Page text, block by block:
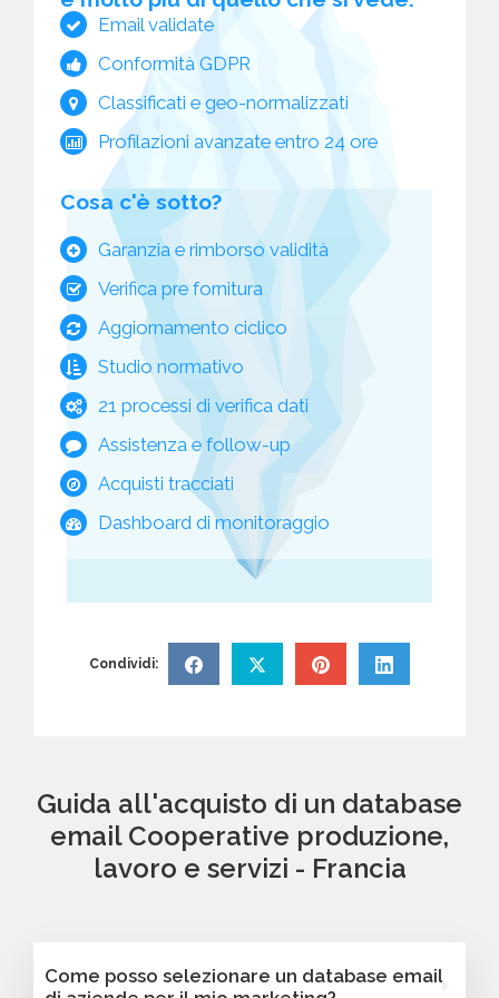
Email validate
Conformità GDPR
Classificati e geo-normalizzati
Profilazioni avanzate entro 24 ore
Cosa c'è sotto?
Garanzia e rimborso validità
Verifica pre fornitura
Aggiornamento ciclico
Studio normativo
21 processi di verifica dati
Assistenza e follow-up
Acquisti tracciati
Dashboard di monitoraggio
Condividi:
Guida all'acquisto di un database
email Cooperative produzione,
lavoro e servizi - Francia
Come posso selezionare un database email